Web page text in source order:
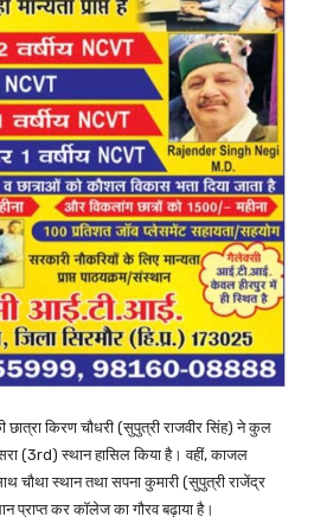
छात्रा किरण चौधरी (सुपुत्री राजवीर सिंह) ने कुल
(3rd) स्थान हासिल किया है। वहीं, काजल
चौथा स्थान तथा सपना कुमारी (सुपुत्री राजेंद्र
प्राप्त कर कॉलेज का गौरव बढ़ाया है।